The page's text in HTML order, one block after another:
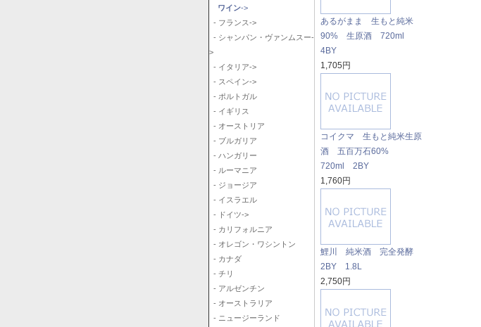
ワイン->
- フランス->
- シャンパン・ヴァンムスー-
>
- イタリア->
- スペイン->
- ポルトガル
- イギリス
- オーストリア
- ブルガリア
- ハンガリー
- ルーマニア
- ジョージア
- イスラエル
- ドイツ->
- カリフォルニア
- オレゴン・ワシントン
- カナダ
- チリ
- アルゼンチン
- オーストラリア
- ニュージーランド
あるがまま 生もと純米
90% 生原酒 720ml
4BY
1,705円
コイクマ 生もと純米生原
酒 五百万石60%
720ml 2BY
1,760円
鯉川 純米酒 完全発酵
2BY 1.8L
2,750円